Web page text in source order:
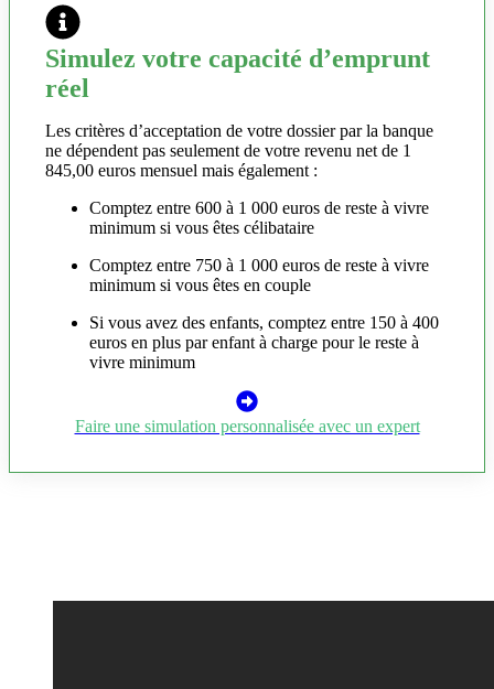
Simulez votre capacité d’emprunt
réel
Les critères d’acceptation de votre dossier par la banque
ne dépendent pas seulement de votre revenu net de 1
845,00 euros mensuel mais également :
Comptez entre 600 à 1 000 euros de reste à vivre
minimum si vous êtes célibataire
Comptez entre 750 à 1 000 euros de reste à vivre
minimum si vous êtes en couple
Si vous avez des enfants, comptez entre 150 à 400
euros en plus par enfant à charge pour le reste à
vivre minimum
Faire une simulation personnalisée avec un expert